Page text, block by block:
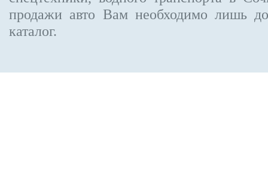
продажи авто Вам необходимо лишь
каталог.